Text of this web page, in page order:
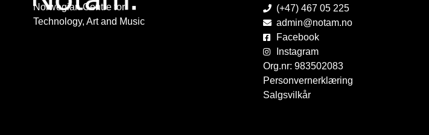
Norwegian Centre for
Technology, Art and Music
(+47) 467 05 225
admin@notam.no
Facebook
Instagram
Org.nr: 983502083
Personvernerklæring
Salgsvilkår